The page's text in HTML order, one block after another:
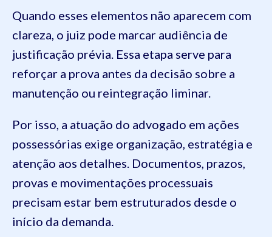
Quando esses elementos não aparecem com
clareza, o juiz pode marcar audiência de
justificação prévia. Essa etapa serve para
reforçar a prova antes da decisão sobre a
manutenção ou reintegração liminar.
Por isso, a atuação do advogado em ações
possessórias exige organização, estratégia e
atenção aos detalhes. Documentos, prazos,
provas e movimentações processuais
precisam estar bem estruturados desde o
início da demanda.